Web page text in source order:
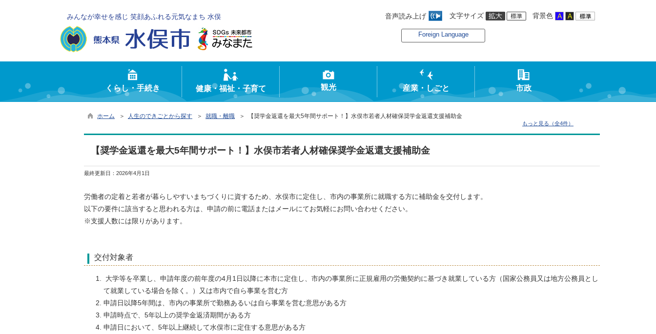
みんなが幸せを感じ 笑顔あふれる元気なまち 水俣 音声読み上げ 文字サイズ 背景色
Foreign Language
くらし・手続き 健康・福祉・子育て 観光 産業・しごと 市政
ホーム ＞ 人生のできごとから探す ＞ 就職・離職 ＞ 【奨学金返還を最大5年間サポート！】水俣市若者人材確保奨学金返還支援補助金
もっと見る（全4件）
【奨学金返還を最大5年間サポート！】水俣市若者人材確保奨学金返還支援補助金
最終更新日： 2026年4月1日
労働者の定着と若者が暮らしやすいまちづくりに資するため、水俣市に定住し、市内の事業所に就職する方に補助金を交付します。
以下の要件に該当すると思われる方は、申請の前に電話またはメールにてお気軽にお問い合わせください。
※支援人数には限りがあります。
交付対象者
大学等を卒業し、申請年度の前年度の4月1日以降に本市に定住し、市内の事業所に正規雇用の労働契約に基づき就業している方（国家公務員又は地方公務員とし
て就業している場合を除く。）又は市内で自ら事業を営む方
申請日以降5年間は、市内の事業所で勤務あるいは自ら事業を営む意思がある方
申請時点で、5年以上の奨学金返済期間がある方
申請日において、5年以上継続して水俣市に定住する意思がある方